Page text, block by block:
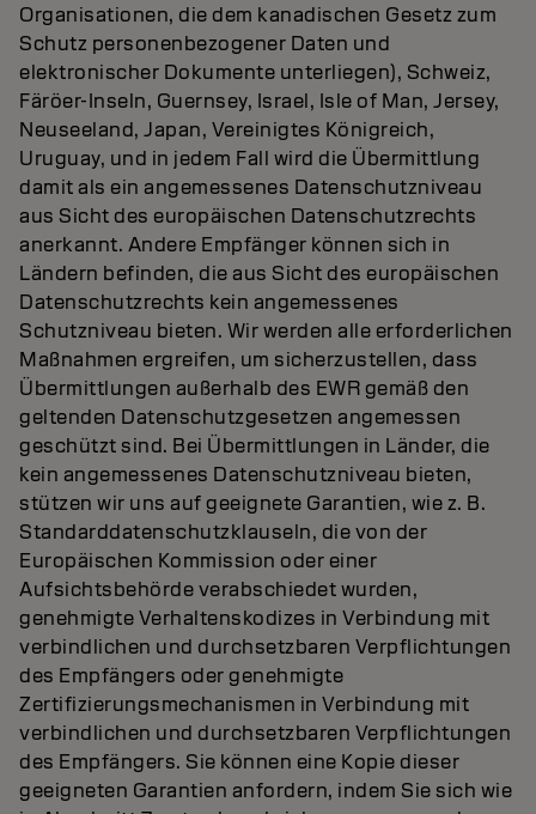
Organisationen, die dem kanadischen Gesetz zum
Schutz personenbezogener Daten und
elektronischer Dokumente unterliegen), Schweiz,
Färöer-Inseln, Guernsey, Israel, Isle of Man, Jersey,
Neuseeland, Japan, Vereinigtes Königreich,
Uruguay, und in jedem Fall wird die Übermittlung
damit als ein angemessenes Datenschutzniveau
aus Sicht des europäischen Datenschutzrechts
anerkannt. Andere Empfänger können sich in
Ländern befinden, die aus Sicht des europäischen
Datenschutzrechts kein angemessenes
Schutzniveau bieten. Wir werden alle erforderlichen
Maßnahmen ergreifen, um sicherzustellen, dass
Übermittlungen außerhalb des EWR gemäß den
geltenden Datenschutzgesetzen angemessen
geschützt sind. Bei Übermittlungen in Länder, die
kein angemessenes Datenschutzniveau bieten,
stützen wir uns auf geeignete Garantien, wie z. B.
Standarddatenschutzklauseln, die von der
Europäischen Kommission oder einer
Aufsichtsbehörde verabschiedet wurden,
genehmigte Verhaltenskodizes in Verbindung mit
verbindlichen und durchsetzbaren Verpflichtungen
des Empfängers oder genehmigte
Zertifizierungsmechanismen in Verbindung mit
verbindlichen und durchsetzbaren Verpflichtungen
des Empfängers. Sie können eine Kopie dieser
geeigneten Garantien anfordern, indem Sie sich wie